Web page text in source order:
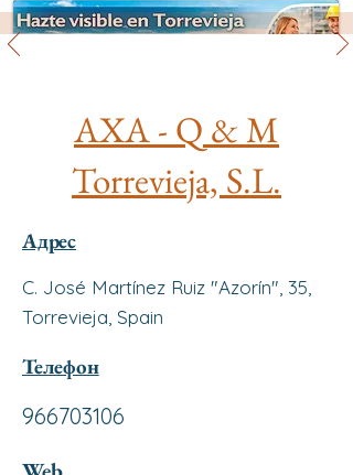
Главная Бизнесам
AXA - Q & M
Torrevieja, S.L.
Адрес
C. José Martínez Ruiz "Azorín", 35,
Torrevieja, Spain
Телефон
966703106